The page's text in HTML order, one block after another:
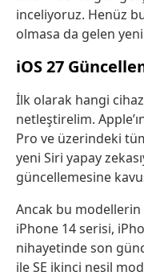
inceliyoruz. Henüz
olmasa da gelen
iOS 27
İlk olarak hangi
netleştirelim.
Pro ve üzerindeki
yeni Siri yapay
güncellemesine
Ancak bu modellerin
iPhone 14 serisi,
nihayetinde son
ile SE ikinci nesil